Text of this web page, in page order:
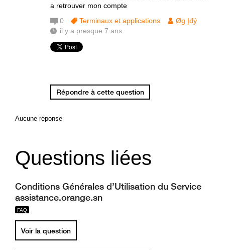
a retrouver mon compte
0 Terminaux et applications
Øg Įđý
il y a presque 7 ans
Répondre à cette question
Aucune réponse
Questions liées
Conditions Générales d’Utilisation du Service
assistance.orange.sn
Voir la question